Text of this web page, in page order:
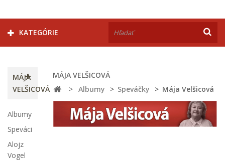
KATEGÓRIE
MÁJA
VELŠICOVÁ
Albumy
Speváci
Alojz
Vogel
MÁJA VELŠICOVÁ
>
Albumy > Speváčky > Mája Velšicová